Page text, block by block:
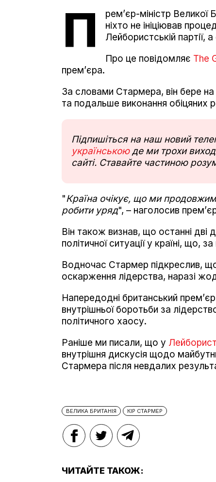
П
рем’єр-міністр
ніхто не ініціював
Лейбористській партії,
Про це повідомляє The
прем’єра.
За словами Стармера, він бере на
та подальше виконання обіцяних
Підпишіться на наш новий
українськоюде ми трохи
сайті. Ставайте частиною
"Країна очікує, що ми
робити уряд", – наголосив
Він також визнав, що останні дві
політичної ситуації у країні, що,
Водночас Стармер підкреслив, що
оскарження лідерства, наразі
Напередодні британський
внутрішньої боротьби за
політичного хаосу.
Раніше ми писали, що у
внутрішня дискусія щодо
Стармера після невдалих
ВЕЛИКА БРИТАНІЯ КІР СТАРМЕР
ЧИТАЙТЕ ТАКОЖ: